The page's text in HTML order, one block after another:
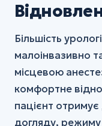
Більшість
малоінвазивно
місцевою
комфортне
пацієнт
догляду, режиму